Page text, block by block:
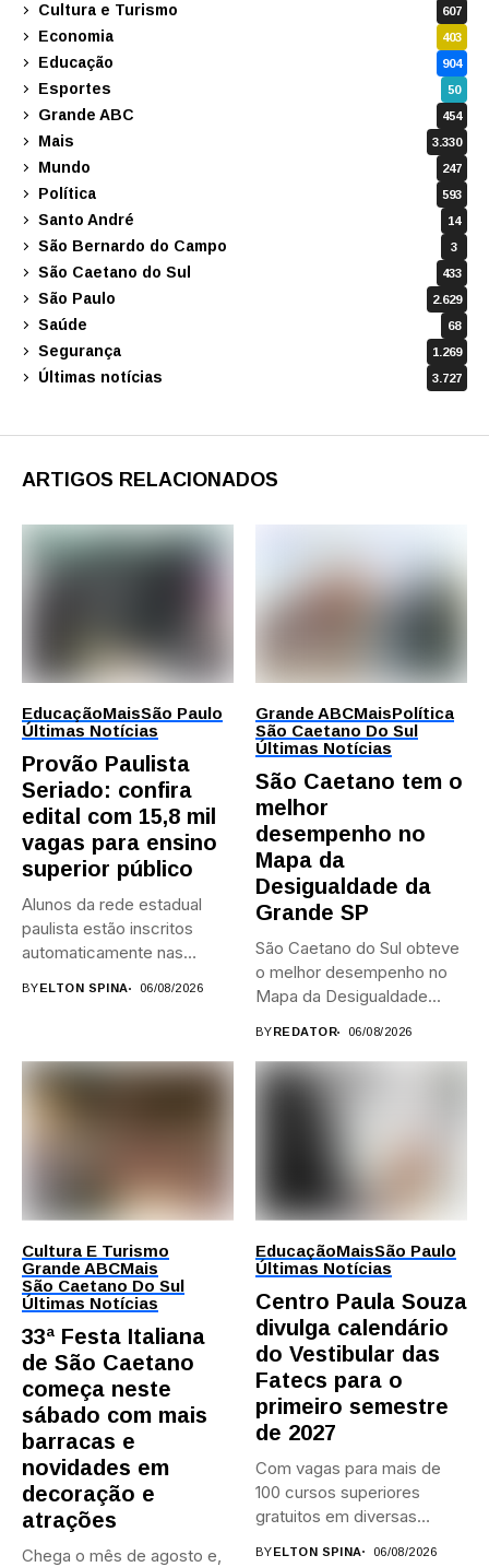
Cultura e Turismo 607
Economia 403
Educação 904
Esportes 50
Grande ABC 454
Mais 3.330
Mundo 247
Política 593
Santo André 14
São Bernardo do Campo 3
São Caetano do Sul 433
São Paulo 2.629
Saúde 68
Segurança 1.269
Últimas notícias 3.727
ARTIGOS RELACIONADOS
EducaçãoMaisSão Paulo
Últimas Notícias
Provão Paulista
Seriado: confira
edital com 15,8 mil
vagas para ensino
superior público
Alunos da rede estadual
paulista estão inscritos
automaticamente nas
BYELTON SPINA 06/08/2026
Grande ABCMaisPolítica
São Caetano Do Sul
Últimas Notícias
São Caetano tem o
melhor
desempenho no
Mapa da
Desigualdade da
Grande SP
São Caetano do Sul obteve
o melhor desempenho no
Mapa da Desigualdade...
BYREDATOR 06/08/2026
Cultura E Turismo
Grande ABCMais
São Caetano Do Sul
Últimas Notícias
33ª Festa Italiana
de São Caetano
começa neste
sábado com mais
barracas e
novidades em
decoração e
atrações
Chega o mês de agosto e,
EducaçãoMaisSão Paulo
Últimas Notícias
Centro Paula Souza
divulga calendário
do Vestibular das
Fatecs para o
primeiro semestre
de 2027
Com vagas para mais de
100 cursos superiores
gratuitos em diversas
BYELTON SPINA 06/08/2026